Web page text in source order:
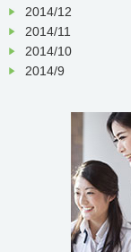
2014/12
2014/11
2014/10
2014/9